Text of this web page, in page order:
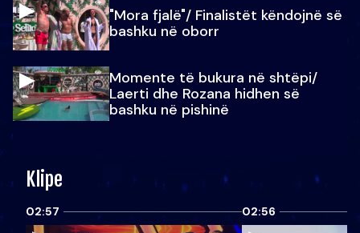
"Mora fjalë"/ Finalistët këndojnë së
bashku në oborr
Momente të bukura në shtëpi/
Laerti dhe Rozana hidhen së
bashku në pishinë
Klipe
02:57 02:56